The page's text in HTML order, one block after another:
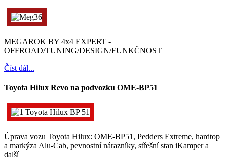
MEGAROK BY 4x4 EXPERT -
OFFROAD/TUNING/DESIGN/FUNKČNOST
Číst dál...
Toyota Hilux Revo na podvozku OME-BP51
Úprava vozu Toyota Hilux: OME-BP51, Pedders Extreme, hardtop
a markýza Alu-Cab, pevnostní nárazníky, střešní stan iKamper a
další